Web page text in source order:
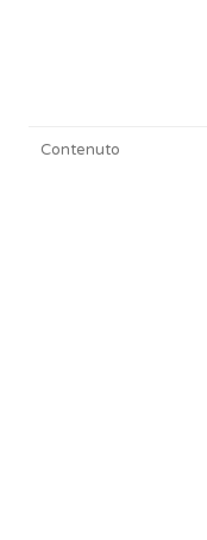
Contenuto